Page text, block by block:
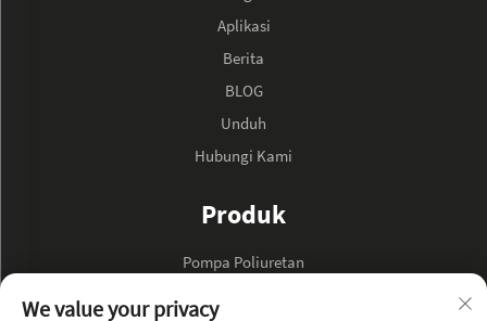
Aplikasi
Berita
BLOG
Unduh
Hubungi Kami
Produk
Pompa Poliuretan
We value your privacy